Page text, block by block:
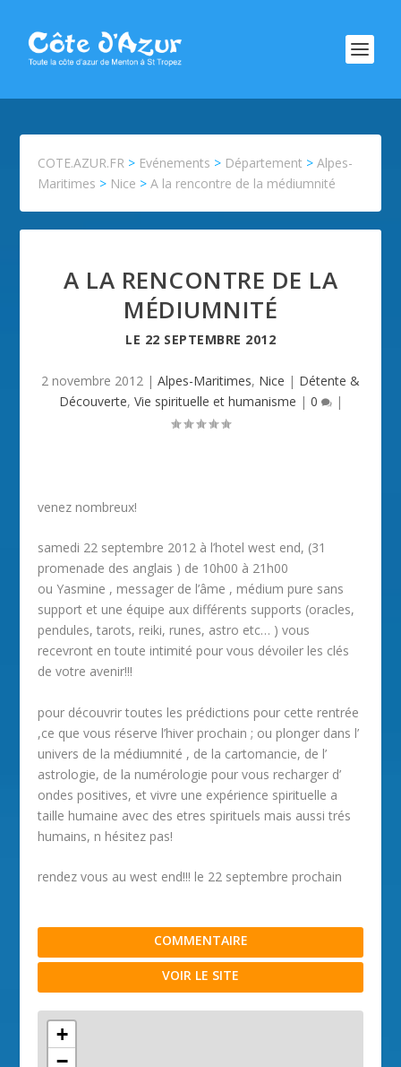
COTE.AZUR.FR > Evénements > Département >Alpes-
Maritimes > Nice >A la rencontre de la médiumnité
A LA RENCONTRE DE LA
MÉDIUMNITÉ
LE 22 SEPTEMBRE 2012
2 novembre 2012 | Alpes-Maritimes, Nice | Détente &
Découverte, Vie spirituelle et humanisme | 0 |
venez nombreux!
samedi 22 septembre 2012 à l’hotel west end, (31
promenade des anglais ) de 10h00 à 21h00
ou Yasmine , messager de l’âme , médium pure sans
support et une équipe aux différents supports (oracles,
pendules, tarots, reiki, runes, astro etc… ) vous
recevront en toute intimité pour vous dévoiler les clés
de votre avenir!!!
pour découvrir toutes les prédictions pour cette rentrée
,ce que vous réserve l’hiver prochain ; ou plonger dans l’
univers de la médiumnité , de la cartomancie, de l’
astrologie, de la numérologie pour vous recharger d’
ondes positives, et vivre une expérience spirituelle a
taille humaine avec des etres spirituels mais aussi trés
humains, n hésitez pas!
rendez vous au west end!!! le 22 septembre prochain
COMMENTAIRE
VOIR LE SITE
+
−